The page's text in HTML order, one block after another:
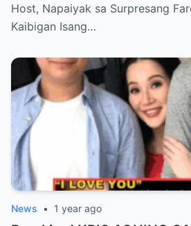
Host, Napaiyak sa Surpresang
Kaibigan Isang…
News • 1 year ago